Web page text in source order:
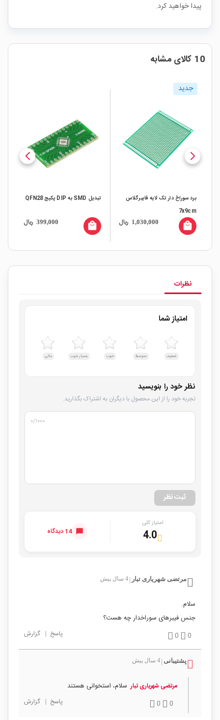
پیدا خواهید کرد.
10 کالای مشابه
جدید
برد سوراخ دار تک لایه فایبرگلاس
7x9cm
1,030,000 ریال local_mall
تبدیل SMD به DIP پکیج QFN28
399,000 ریال local_mall
نظرات
امتیاز شما
ضعیف متوسط خوب بسیار خوب عالی
نظر خود را بنویسید
تجربه خود را از این محصول با دیگران به اشتراک بگذارید.
۰/۱۰۰۰
ثبت نظر
امتیاز کلی
4.0 14 دیدگاه
مرتضی شهریاری تبار | 4 سال پیش
سلام.
جنس فیبرهای سوراخدار چه هست؟
0
0 پاسخ | گزارش
پشتیبانی | 4 سال پیش
مرتضی شهریاری تبار سلام، استخوانی هستند
0
0 پاسخ | گزارش